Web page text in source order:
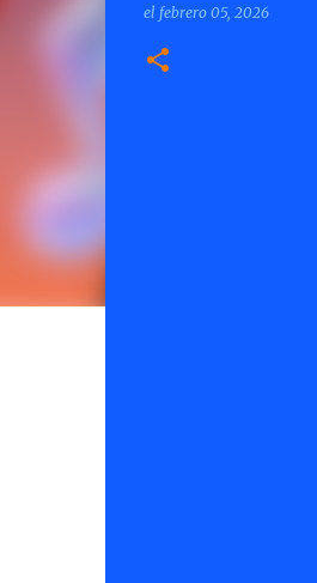
el febrero 05, 2026